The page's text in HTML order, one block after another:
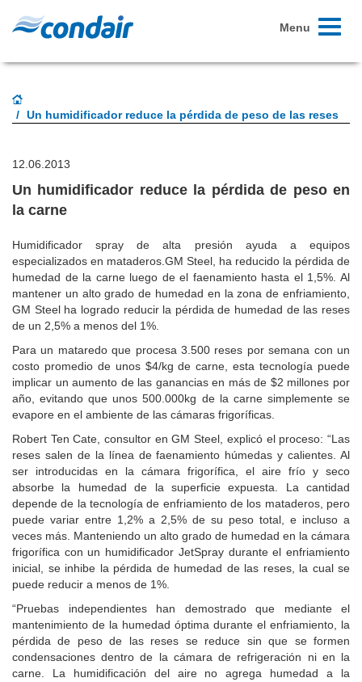
Toggle
Menu
Un humidificador reduce la pérdida de peso de las reses
12.06.2013
Un humidificador reduce la pérdida de peso en
la carne
Humidificador spray de alta presión ayuda a equipos
especializados en mataderos.GM Steel, ha reducido la pérdida de
humedad de la carne luego de el faenamiento hasta el 1,5%. Al
mantener un alto grado de humedad en la zona de enfriamiento,
GM Steel ha logrado reducir la pérdida de humedad de las reses
de un 2,5% a menos del 1%.
Para un mataredo que procesa 3.500 reses por semana con un
costo promedio de unos $4/kg de carne, esta tecnología puede
implicar un aumento de las ganancias en más de $2 millones por
año, evitando que unos 500.000kg de la carne simplemente se
evapore en el ambiente de las cámaras frigoríficas.
Robert Ten Cate, consultor en GM Steel, explicó el proceso: “Las
reses salen de la línea de faenamiento húmedas y calientes. Al
ser introducidas en la cámara frigorífica, el aire frío y seco
absorbe la humedad de la superficie expuesta. La cantidad
depende de la tecnología de enfriamiento de los mataderos, pero
puede variar entre 1,2% a 2,5% de su peso total, e incluso a
veces más. Manteniendo un alto grado de humedad en la cámara
frigorífica con un humidificador JetSpray durante el enfriamiento
inicial, se inhibe la pérdida de humedad de las reses, la cual se
puede reducir a menos de 1%.
“Pruebas independientes han demostrado que mediante el
mantenimiento de la humedad óptima durante el enfriamiento, la
pérdida de peso de las reses se reduce sin que se formen
condensaciones dentro de la cámara de refrigeración ni en la
carne. La humidificación del aire no agrega humedad a la